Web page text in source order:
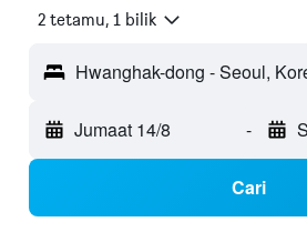
2 tetamu, 1 bilik
Hwanghak-dong - Seoul,
Jumaat 14/8 -
Cari